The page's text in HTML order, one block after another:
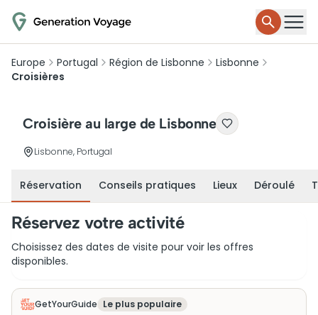
Europe Portugal Région de Lisbonne
Lisbonne
Croisières
Croisière au large de Lisbonne
Lisbonne, Portugal
Réservation Conseils pratiques Lieux Déroulé
Réservez votre activité
Choisissez des dates de visite pour voir les offres
disponibles.
GetYourGuide Le plus populaire